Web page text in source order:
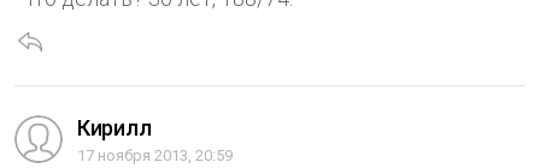
Кирилл
17 ноября 2013, 20:59